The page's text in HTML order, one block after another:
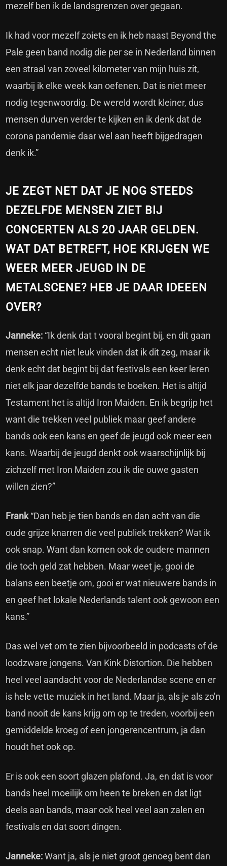
mezelf ben ik de landsgrenzen over gegaan.
Ik had voor mezelf zoiets en ik heb naast Beyond the
Pale geen band nodig die per se in Nederland binnen
een straal van zoveel kilometer van mijn huis zit,
waarbij ik elke week kan oefenen. Dat is niet meer
nodig tegenwoordig. De wereld wordt kleiner, dus
mensen durven verder te kijken en ik denk dat de
corona pandemie daar wel aan heeft bijgedragen
denk ik.”
JE ZEGT NET DAT JE NOG STEEDS
DEZELFDE MENSEN ZIET BIJ
CONCERTEN ALS 20 JAAR GELDEN.
WAT DAT BETREFT, HOE KRIJGEN WE
WEER MEER JEUGD IN DE
METALSCENE? HEB JE DAAR IDEEEN
OVER?
Janneke: “Ik denk dat t vooral begint bij, en dit gaan
mensen echt niet leuk vinden dat ik dit zeg, maar ik
denk echt dat begint bij dat festivals een keer leren
niet elk jaar dezelfde bands te boeken. Het is altijd
Testament het is altijd Iron Maiden. En ik begrijp het
want die trekken veel publiek maar geef andere
bands ook een kans en geef de jeugd ook meer een
kans. Waarbij de jeugd denkt ook waarschijnlijk bij
zichzelf met Iron Maiden zou ik die ouwe gasten
willen zien?”
Frank“Dan heb je tien bands en dan acht van die
oude grijze knarren die veel publiek trekken? Wat ik
ook snap. Want dan komen ook de oudere mannen
die toch geld zat hebben. Maar weet je, gooi de
balans een beetje om, gooi er wat nieuwere bands in
en geef het lokale Nederlands talent ook gewoon een
kans.”
Das wel vet om te zien bijvoorbeeld in podcasts of de
loodzware jongens. Van Kink Distortion. Die hebben
heel veel aandacht voor de Nederlandse scene en er
is hele vette muziek in het land. Maar ja, als je als zo'n
band nooit de kans krijg om op te treden, voorbij een
gemiddelde kroeg of een jongerencentrum, ja dan
houdt het ook op.
Er is ook een soort glazen plafond. Ja, en dat is voor
bands heel moeilijk om heen te breken en dat ligt
deels aan bands, maar ook heel veel aan zalen en
festivals en dat soort dingen.
Janneke:Want ja, als je niet groot genoeg bent dan